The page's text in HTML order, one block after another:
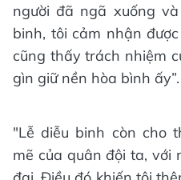
người đã ngã xuống
binh, tôi cảm nhận
cũng thấy trách nhiệm
gìn giữ nền hòa bình ấy”.
"Lễ diễu binh còn cho
mẽ của quân đội ta, với